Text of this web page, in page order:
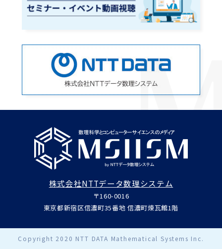
株式会社NTTデータ数理システム
〒160-0016
東京都新宿区信濃町35番地 信濃町煉瓦館1階
Copyright 2020 NTT DATA Mathematical Systems Inc.